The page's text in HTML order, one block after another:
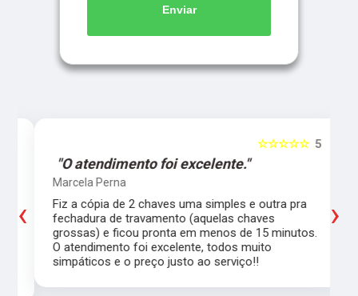
Enviar
5
☆☆☆☆☆
"O atendimento foi excelente."
Marcela Perna
Fiz a cópia de 2 chaves uma simples e outra pra
fechadura de travamento (aquelas chaves
grossas) e ficou pronta em menos de 15 minutos.
O atendimento foi excelente, todos muito
simpáticos e o preço justo ao serviço!!
‹ ›